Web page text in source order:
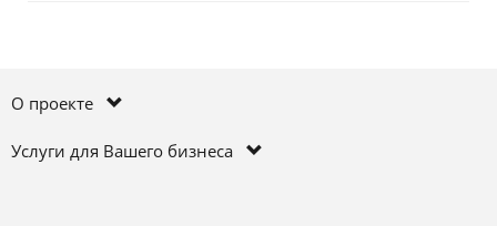
О проекте
Услуги для Вашего бизнеса